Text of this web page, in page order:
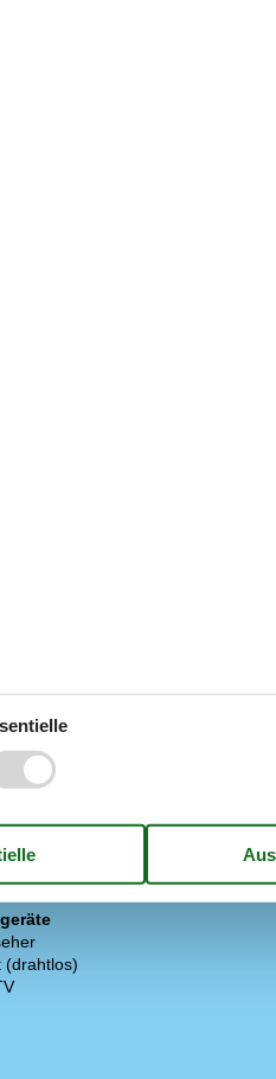
auf Deutsch
Sprachen.
Garten
Garten
(drahtlos)